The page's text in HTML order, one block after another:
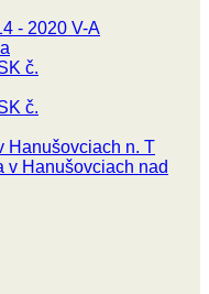
- 2020 V-A
č.
č.
Hanušovciach n. T
v Hanušovciach nad